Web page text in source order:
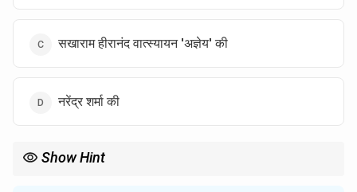
सखाराम हीरानंद वात्स्यायन 'अज्ञेय' की
नरेंद्र शर्मा की
Show Hint